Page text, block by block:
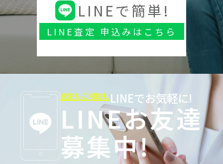
LINEで簡単!
LINE査定 申込みはこちら
査定もご相談も LINEでお気軽に!
LINEお友達
募集中!